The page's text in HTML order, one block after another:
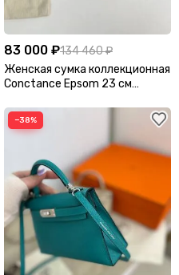
83 000 ₽134 460 ₽
Женская сумка коллекционная
Conctance Epsom 23 см
−38%